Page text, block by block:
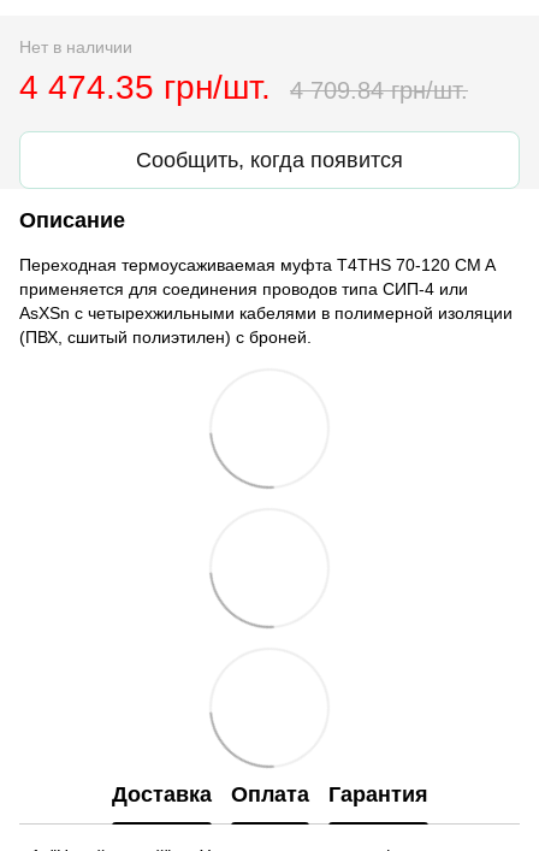
Нет в наличии
4 474.35 грн/шт. 4 709.84 грн/шт.
Сообщить, когда появится
Описание
Переходная термоусаживаемая муфта T4THS 70-120 CM A
применяется для соединения проводов типа СИП-4 или
AsXSn с четырехжильными кабелями в полимерной изоляции
(ПВХ, сшитый полиэтилен) с броней.
Доставка Оплата Гарантия